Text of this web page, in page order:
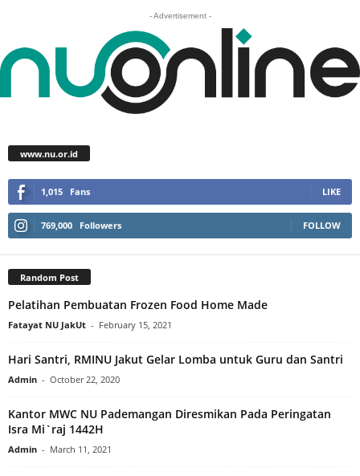
- Advertisement -
www.nu.or.id
1,015 Fans LIKE
769,000 Followers FOLLOW
Random Post
Pelatihan Pembuatan Frozen Food Home Made
Fatayat NU JakUt - February 15, 2021
Hari Santri, RMINU Jakut Gelar Lomba untuk Guru dan Santri
Admin - October 22, 2020
Kantor MWC NU Pademangan Diresmikan Pada Peringatan
Isra Mi`raj 1442H
Admin - March 11, 2021